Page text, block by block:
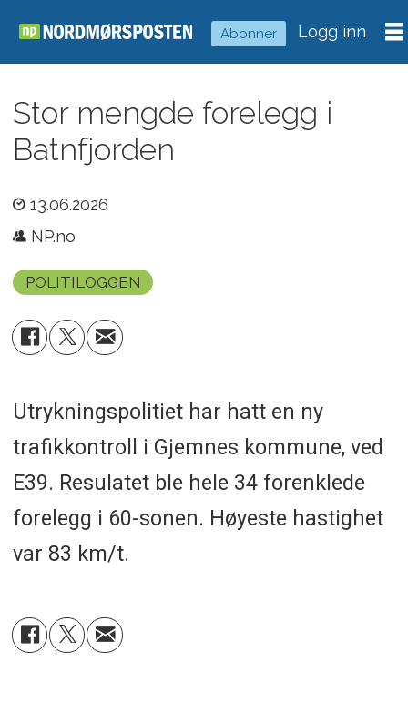
Abonner Logg inn
Stor mengde forelegg i
Batnfjorden
13.06.2026
NP.no
POLITILOGGEN
Utrykningspolitiet har hatt en ny
trafikkontroll i Gjemnes kommune, ved
E39. Resulatet ble hele 34 forenklede
forelegg i 60-sonen. Høyeste hastighet
var 83 km/t.